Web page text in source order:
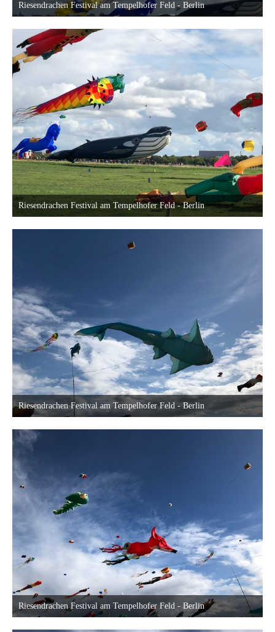
Riesendrachen Festival am Tempelhofer Feld - Berlin
18. September 2022 um 23:40
Riesendrachen Festival am Tempelhofer Feld - Berlin
18. September 2022 um 23:40
Riesendrachen Festival am Tempelhofer Feld - Berlin
18. September 2022 um 23:40
Riesendrachen Festival am Tempelhofer Feld - Berlin
18. September 2022 um 23:40